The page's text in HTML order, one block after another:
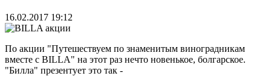
16.02.2017 19:12
По акции "Путешествуем по знаменитым виноградникам
вместе с BILLA" на этот раз нечто новенькое, болгарское.
"Билла" презентует это так -